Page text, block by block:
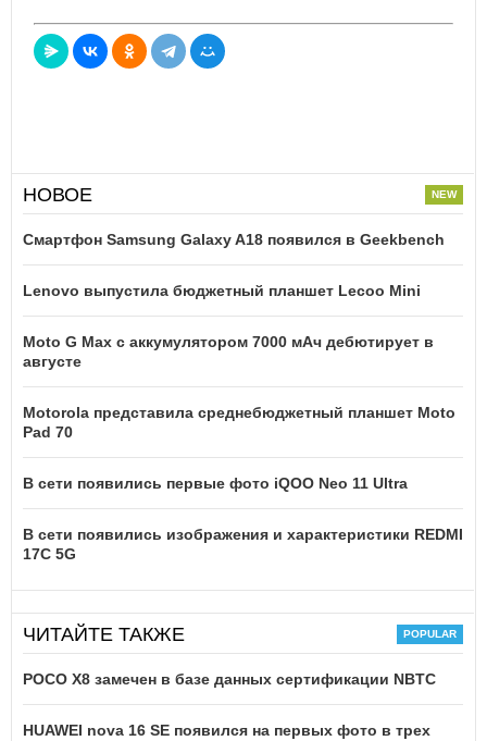
НОВОЕ
Смартфон Samsung Galaxy A18 появился в Geekbench
Lenovo выпустила бюджетный планшет Lecoo Mini
Moto G Max с аккумулятором 7000 мАч дебютирует в
августе
Motorola представила среднебюджетный планшет Moto
Pad 70
В сети появились первые фото iQOO Neo 11 Ultra
В сети появились изображения и характеристики REDMI
17C 5G
ЧИТАЙТЕ ТАКЖЕ
POCO X8 замечен в базе данных сертификации NBTC
HUAWEI nova 16 SE появился на первых фото в трех